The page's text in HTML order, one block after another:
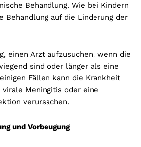
Behandlung. Wie bei Kindern
Behandlung auf die Linderung der
einen Arzt aufzusuchen, wenn die
sind oder länger als eine
Fällen kann die Krankheit
Meningitis oder eine
verursachen.
und Vorbeugung